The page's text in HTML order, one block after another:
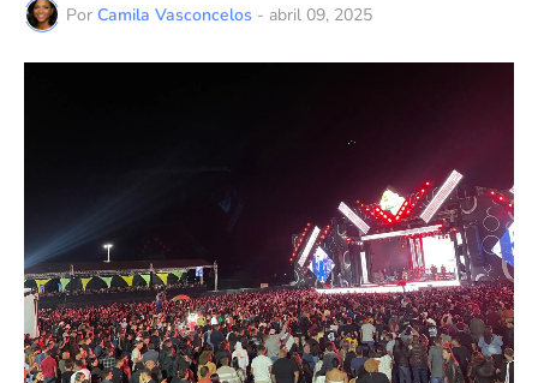
Por Camila Vasconcelos - abril 09, 2025